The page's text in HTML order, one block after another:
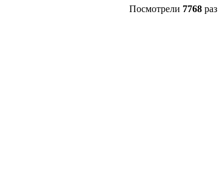
Посмотрели 7768 раз